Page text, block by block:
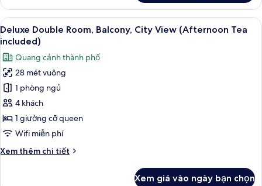
Superior
Double
Room,
Balcony,
View
(Afternoon
Tea
included)
Xem
tất
cả
ảnh
Deluxe
Double
Room,
Balcony,
City
(Afternoon
Deluxe Double Room, Balcony, City
12
Deluxe Double Room, Balcony, City View (Afternoon Tea
included)
Quang cảnh thành phố
28 mét vuông
1 phòng ngủ
4 khách
1 giường cỡ queen
Wifi miễn phí
Xem thêm chi tiết
Chi
Xem giá vào ngày bạn chọn